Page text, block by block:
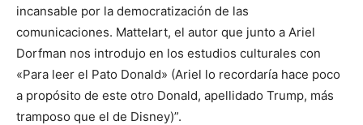
incansable por la democratización de las
comunicaciones. Mattelart, el autor que junto a Ariel
Dorfman nos introdujo en los estudios culturales con
«Para leer el Pato Donald» (Ariel lo recordaría hace poco
a propósito de este otro Donald, apellidado Trump, más
tramposo que el de Disney)”.